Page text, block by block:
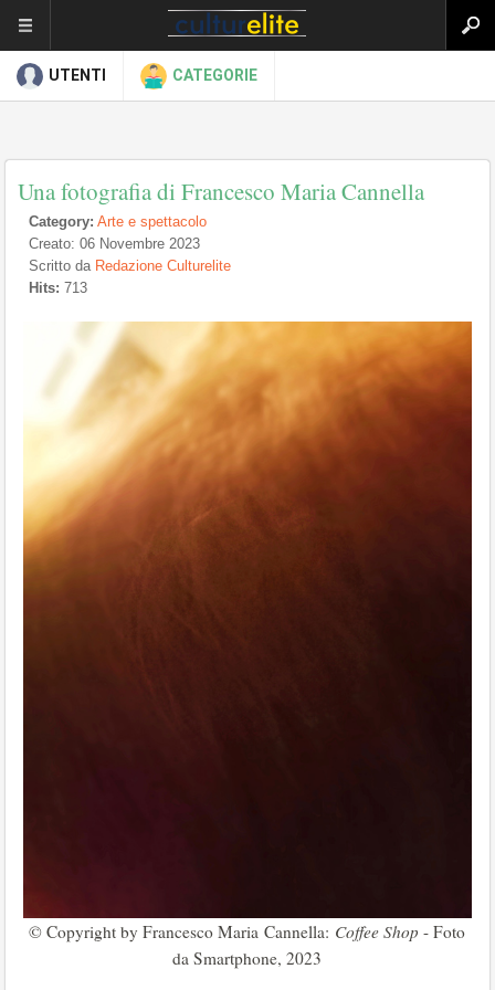
UTENTI CATEGORIE
Una fotografia di Francesco Maria Cannella
Category: Arte e spettacolo
Creato: 06 Novembre 2023
Scritto da Redazione Culturelite
Hits: 713
© Copyright by Francesco Maria Cannella: Coffee Shop - Foto
da Smartphone, 2023